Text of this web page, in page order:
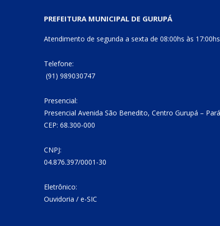
PREFEITURA MUNICIPAL DE GURUPÁ
Atendimento de segunda a sexta de 08:00hs às 17:00hs
Telefone:
(91) 989030747
Presencial:
Presencial Avenida São Benedito, Centro Gurupá – Pará
CEP: 68.300-000
CNPJ:
04.876.397/0001-30
Eletrônico:
Ouvidoria / e-SIC